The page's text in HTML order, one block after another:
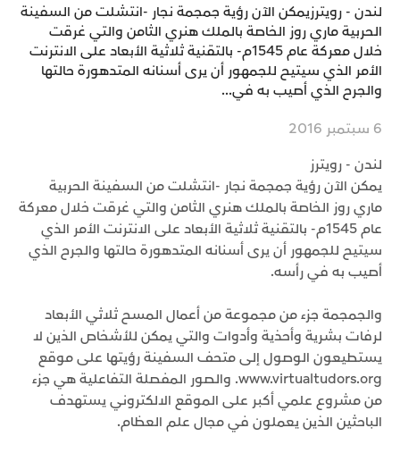
لندن - رويترزيمكن الآن رؤية جمجمة نجار -انتشلت من السفينة
الحربية ماري روز الخاصة بالملك هنري الثامن والتي غرقت
خلال معركة عام 1545م- بالتقنية ثلاثية الأبعاد على الانترنت
الأمر الذي سيتيح للجمهور أن يرى أسنانه المتدهورة حالتها
والجرح الذي أصيب به في...
6 سبتمبر 2016
لندن - رويترز
يمكن الآن رؤية جمجمة نجار -انتشلت من السفينة الحربية
ماري روز الخاصة بالملك هنري الثامن والتي غرقت خلال معركة
عام 1545م- بالتقنية ثلاثية الأبعاد على الانترنت الأمر الذي
سيتيح للجمهور أن يرى أسنانه المتدهورة حالتها والجرح الذي
أصيب به في رأسه.
والجمجمة جزء من مجموعة من أعمال المسح ثلاثي الأبعاد
لرفات بشرية وأحذية وأدوات والتي يمكن للأشخاص الذين لا
يستطيعون الوصول إلى متحف السفينة رؤيتها على موقع
www.virtualtudors.org. والصور المفصلة التفاعلية هي جزء
من مشروع علمي أكبر على الموقع الالكتروني يستهدف
الباحثين الذين يعملون في مجال علم العظام.